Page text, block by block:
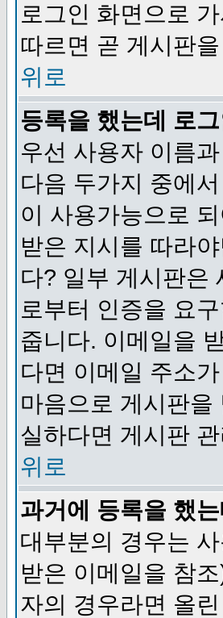
로그인 화면으로 가
따르면 곧 게시판
위로
등록을 했는데 로
우선 사용자 이름
다음 두가지 중에
이 사용가능으로
받은 지시를 따라
다? 일부 게시판은
로부터 인증을 요
줍니다. 이메일을
다면 이메일 주소
마음으로 게시판
실하다면 게시판
위로
과거에 등록을 했
대부분의 경우는
받은 이메일을 참
자의 경우라면 올